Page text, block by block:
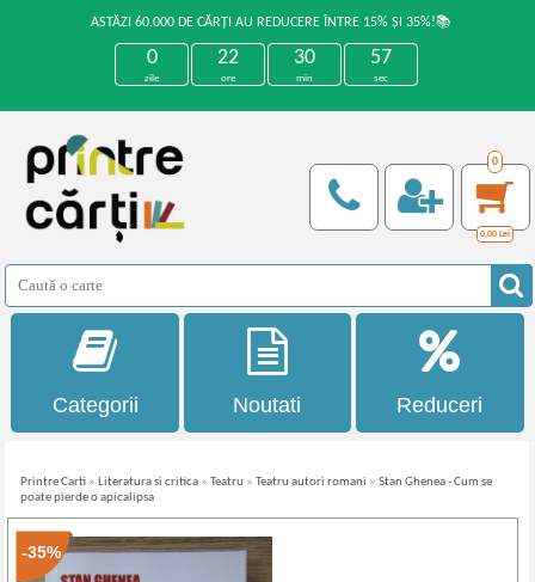
ASTĂZI 60.000 DE CĂRȚI AU REDUCERE ÎNTRE 15% ȘI 35%!📚
0
zile
22
ore
30
min
57
sec
0
0,00 Lei
Categorii Noutati Reduceri
Printre Carti » Literatura si critica »Teatru »Teatru autori romani »Stan Ghenea - Cum se
poate pierde o apicalipsa
-35%